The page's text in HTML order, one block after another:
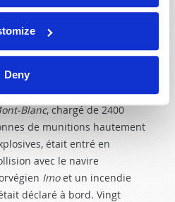
Deny
6 décembre 1917 dans le port
en Nouvelle-Écosse.
8h45, le navire français
Blanc, chargé de 2400
de munitions hautement
était entré en
avec le navire
Imoet un incendie
déclaré à bord. Vingt